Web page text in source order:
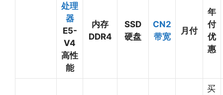
处理
器
E5-
V4
高性
能
内存
DDR4
SSD
硬盘
CN2
带宽
月付
年
付
优
惠
买